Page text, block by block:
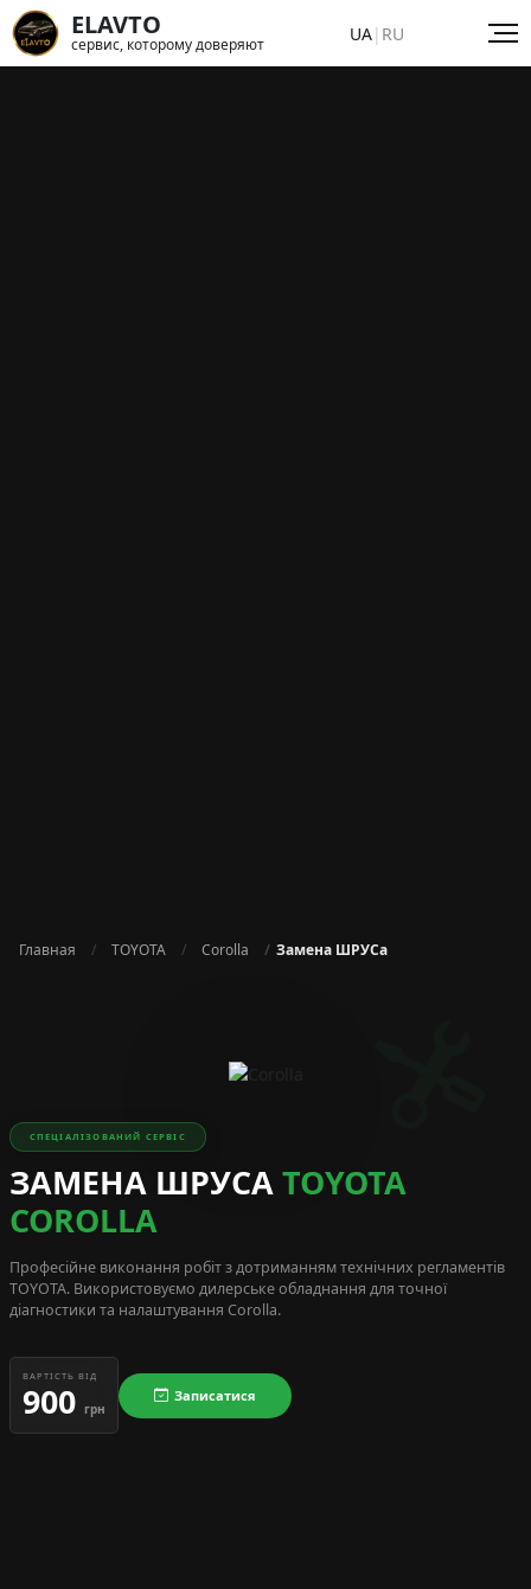
ELAVTO
сервис, которому доверяют UA| RU
Главная TOYOTA Corolla Замена ШРУСа
СПЕЦІАЛІЗОВАНИЙ СЕРВІС
ЗАМЕНА ШРУСАTOYOTA
COROLLA
Професійне виконання робіт з дотриманням технічних регламентів
TOYOTA. Використовуємо дилерське обладнання для точної
діагностики та налаштування Corolla.
ВАРТІСТЬ ВІД
900 грн
Записатися